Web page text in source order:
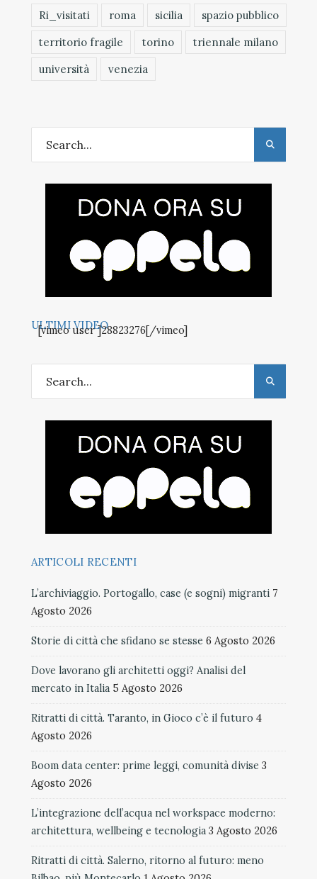
Ri_visitati
roma sicilia
spazio pubblico
territorio fragile
torino
triennale milano
università
venezia
ULTIMI VIDEO
[vimeo user ]28823276[/vimeo]
ARTICOLI RECENTI
L’archiviaggio. Portogallo, case (e sogni) migranti 7
Agosto 2026
Storie di città che sfidano se stesse 6 Agosto 2026
Dove lavorano gli architetti oggi? Analisi del
mercato in Italia 5 Agosto 2026
Ritratti di città. Taranto, in Gioco c’è il futuro 4
Agosto 2026
Boom data center: prime leggi, comunità divise 3
Agosto 2026
L’integrazione dell’acqua nel workspace moderno:
architettura, wellbeing e tecnologia 3 Agosto 2026
Ritratti di città. Salerno, ritorno al futuro: meno